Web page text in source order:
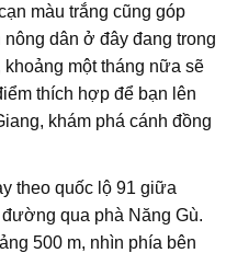
màu trắng cũng góp
dân ở đây đang trong
một tháng nữa sẽ
thích hợp để bạn lên
khám phá cánh đồng
theo quốc lộ 91 giữa
qua phà Năng Gù.
500 m, nhìn phía bên